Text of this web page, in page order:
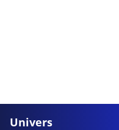
Univers